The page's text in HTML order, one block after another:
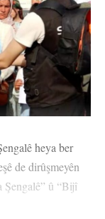
heya ber
de dirûşmeyên
Şengalê” û “Bijî